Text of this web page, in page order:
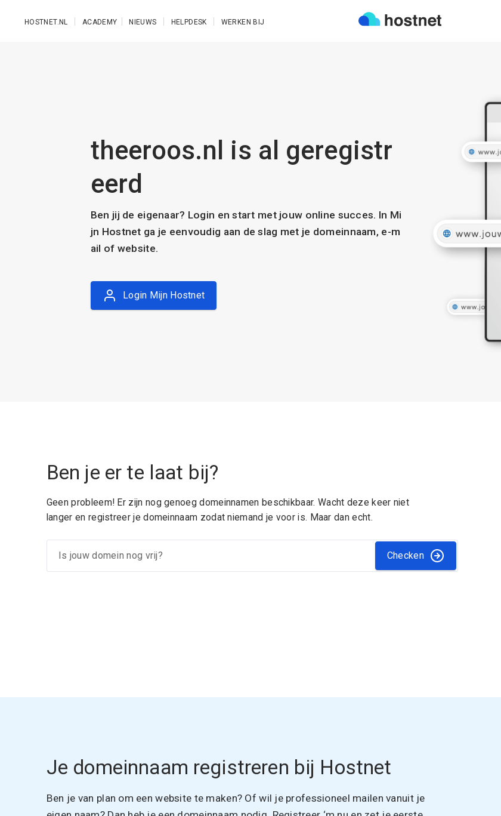
HOSTNET.NL ACADEMY NIEUWS HELPDESK WERKEN BIJ
theeroos.nl is al geregistr
eerd
Ben jij de eigenaar? Login en start met jouw online succes. In Mi
jn Hostnet ga je eenvoudig aan de slag met je domeinnaam, e-m
ail of website.
Login Mijn Hostnet
Ben je er te laat bij?
Geen probleem! Er zijn nog genoeg domeinnamen beschikbaar. Wacht deze keer niet
langer en registreer je domeinnaam zodat niemand je voor is. Maar dan echt.
Checken
Je domeinnaam registreren bij Hostnet
Ben je van plan om een website te maken? Of wil je professioneel mailen vanuit je